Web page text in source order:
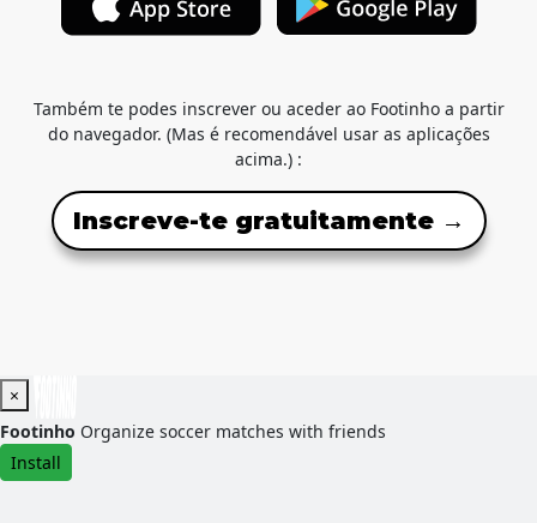
Também te podes inscrever ou aceder ao Footinho a partir
do navegador. (Mas é recomendável usar as aplicações
acima.) :
Inscreve-te gratuitamente →
×
Footinho Organize soccer matches with friends
Install